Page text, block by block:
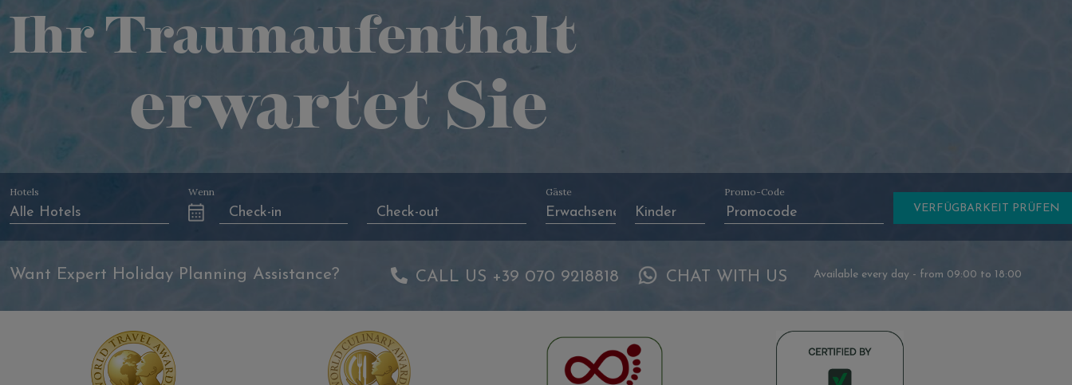
Ihr Traumaufenthalt
erwartet Sie
Hotels Wenn Gäste Promo-Code
Want Expert Holiday Planning Assistance? CALL US +39 070 9218818 CHAT WITH US Available every day - from 09:00 to 18:00